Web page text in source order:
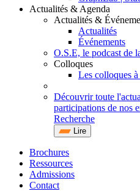
Actualités & Agenda
Actualités &
Actualités
Événements
O.S.E, le podcast de
Colloques
Les colloques
Découvrir toute
participations de nos
Recherche
Lire
Brochures
Ressources
Admissions
Contact